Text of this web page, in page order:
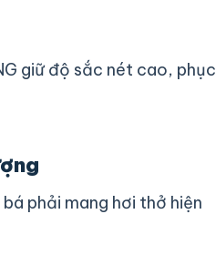
giữ độ sắc nét cao, phục
phải mang hơi thở hiện